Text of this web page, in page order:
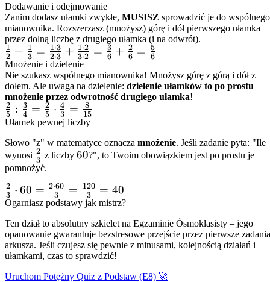
Dodawanie i odejmowanie
Zanim dodasz ułamki zwykłe, MUSISZ sprowadzić je do wspólnego
mianownika. Rozszerzasz (mnożysz) górę i dół pierwszego ułamka
przez dolną liczbę z drugiego ułamka (i na odwrót).
\frac{1}
{2} +
\frac{1}
{3} =
\frac{1
\cdot 3}
3} +
\frac{1
\cdot 2}
{3 \cdot
2} =
\frac{3}
{6} +
\frac{2}
{6} =
\frac{5}
2
1 + 3
1 = 2⋅3
1⋅3 + 3⋅2
1⋅2 = 6
3 + 6
2 = 6
5
Mnożenie i dzielenie
Nie szukasz wspólnego mianownika! Mnożysz górę z górą i dół z
dołem. Ale uwaga na dzielenie: dzielenie ułamków to po prostu
mnożenie przez odwrotność drugiego ułamka!
\frac{2}
{5} :
\frac{3}
{4} =
\frac{2}
\cdot
\frac{4}
{3} =
\frac{8}
{15}
5
2 : 4
3 = 5
2 ⋅ 3
4 = 15
8
Ułamek pewnej liczby
Słowo "z" w matematyce oznacza mnożenie. Jeśli zadanie pyta: "Ile
wynosi \frac{2}
{3}
3
2 z liczby 60
60?", to Twoim obowiązkiem jest po prostu je
pomnożyć.
\frac{2}
{3} \cdot
60 =
\frac{2
\cdot 60}
{3} =
\frac{120}
3
2 ⋅ 60 = 3
2⋅60 = 3
120 = 40
Ogarniasz podstawy jak mistrz?
Ten dział to absolutny szkielet na Egzaminie Ósmoklasisty – jego
opanowanie gwarantuje bezstresowe przejście przez pierwsze zadania
arkusza. Jeśli czujesz się pewnie z minusami, kolejnością działań i
ułamkami, czas to sprawdzić!
Uruchom Potężny Quiz z Podstaw (E8) 🚀